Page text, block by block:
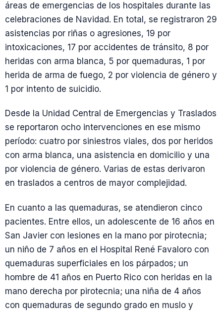
áreas de emergencias de los hospitales durante las
celebraciones de Navidad. En total, se registraron 29
asistencias por riñas o agresiones, 19 por
intoxicaciones, 17 por accidentes de tránsito, 8 por
heridas con arma blanca, 5 por quemaduras, 1 por
herida de arma de fuego, 2 por violencia de género y
1 por intento de suicidio.
Desde la Unidad Central de Emergencias y Traslados
se reportaron ocho intervenciones en ese mismo
período: cuatro por siniestros viales, dos por heridos
con arma blanca, una asistencia en domicilio y una
por violencia de género. Varias de estas derivaron
en traslados a centros de mayor complejidad.
En cuanto a las quemaduras, se atendieron cinco
pacientes. Entre ellos, un adolescente de 16 años en
San Javier con lesiones en la mano por pirotecnia;
un niño de 7 años en el Hospital René Favaloro con
quemaduras superficiales en los párpados; un
hombre de 41 años en Puerto Rico con heridas en la
mano derecha por pirotecnia; una niña de 4 años
con quemaduras de segundo grado en muslo y